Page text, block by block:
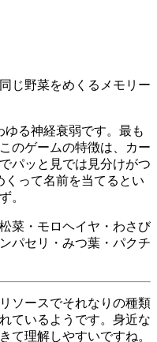
じ野菜をめくるメモリー
ゆる神経衰弱です。最も
のゲームの特徴は、カー
パッと見では見分けがつ
くって名前を当てるとい
。
菜・モロヘイヤ・わさび
パセリ・みつ葉・パクチ
ソースでそれなりの種類
ているようです。身近な
て理解しやすいですね。